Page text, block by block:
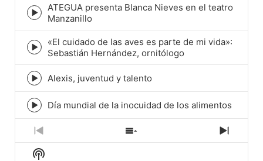
icon
Episode
play
icon
ATEGUA presenta Blanca Nieves en el teatro
Manzanillo
Episode
play
icon
«El cuidado de las aves es parte de mi vida»:
Sebastián Hernández, ornitólogo
Episode
play
icon
Alexis, juventud y talento
Episode
play
icon
Día mundial de la inocuidad de los alimentos
Previous
Episode
Show
Episodes
Next
Show